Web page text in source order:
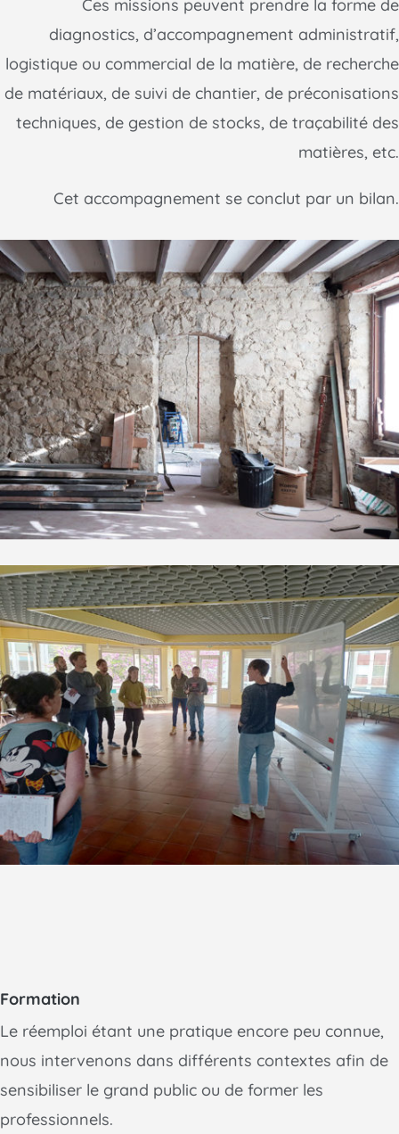
Ces missions peuvent prendre la forme de
diagnostics, d’accompagnement administratif,
logistique ou commercial de la matière, de recherche
de matériaux, de suivi de chantier, de préconisations
techniques, de gestion de stocks, de traçabilité des
matières, etc.
Cet accompagnement se conclut par un bilan.
Formation
Le réemploi étant une pratique encore peu connue,
nous intervenons dans différents contextes afin de
sensibiliser le grand public ou de former les
professionnels.